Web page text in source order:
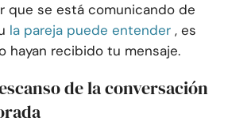
que se está comunicando de
la pareja puede entender , es
hayan recibido tu mensaje.
de la conversación